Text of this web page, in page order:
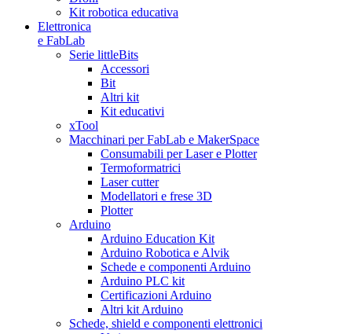
Kit robotica educativa
Elettronica
e FabLab
Serie littleBits
Accessori
Bit
Altri kit
Kit educativi
xTool
Macchinari per FabLab e MakerSpace
Consumabili per Laser e Plotter
Termoformatrici
Laser cutter
Modellatori e frese 3D
Plotter
Arduino
Arduino Education Kit
Arduino Robotica e Alvik
Schede e componenti Arduino
Arduino PLC kit
Certificazioni Arduino
Altri kit Arduino
Schede, shield e componenti elettronici